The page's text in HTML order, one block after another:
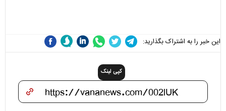
این خبر را به اشتراک بگذارید:
کپی لینک